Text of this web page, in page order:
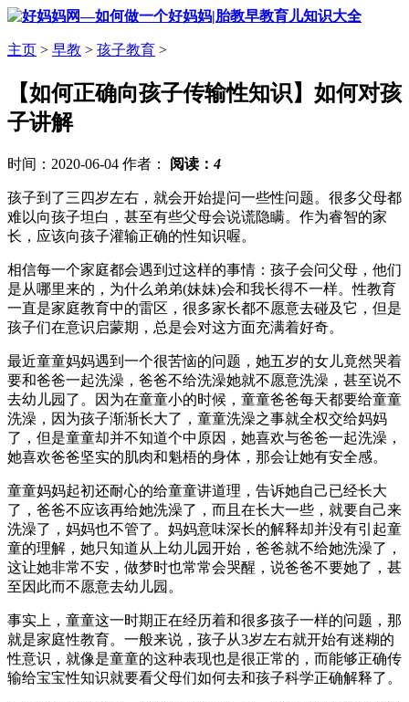
主页 > 早教 > 孩子教育 >
【如何正确向孩子传输性知识】如何对孩
子讲解
时间：2020-06-04 作者： 阅读：4
孩子到了三四岁左右，就会开始提问一些性问题。很多父母都
难以向孩子坦白，甚至有些父母会说谎隐瞒。作为睿智的家
长，应该向孩子灌输正确的性知识喔。
相信每一个家庭都会遇到过这样的事情：孩子会问父母，他们
是从哪里来的，为什么弟弟(妹妹)会和我长得不一样。性教育
一直是家庭教育中的雷区，很多家长都不愿意去碰及它，但是
孩子们在意识启蒙期，总是会对这方面充满着好奇。
最近童童妈妈遇到一个很苦恼的问题，她五岁的女儿竟然哭着
要和爸爸一起洗澡，爸爸不给洗澡她就不愿意洗澡，甚至说不
去幼儿园了。因为在童童小的时候，童童爸爸每天都要给童童
洗澡，因为孩子渐渐长大了，童童洗澡之事就全权交给妈妈
了，但是童童却并不知道个中原因，她喜欢与爸爸一起洗澡，
她喜欢爸爸坚实的肌肉和魁梧的身体，那会让她有安全感。
童童妈妈起初还耐心的给童童讲道理，告诉她自己已经长大
了，爸爸不应该再给她洗澡了，而且在长大一些，就要自己来
洗澡了，妈妈也不管了。妈妈意味深长的解释却并没有引起童
童的理解，她只知道从上幼儿园开始，爸爸就不给她洗澡了，
这让她非常不安，做梦时也常常会哭醒，说爸爸不要她了，甚
至因此而不愿意去幼儿园。
事实上，童童这一时期正在经历着和很多孩子一样的问题，那
就是家庭性教育。一般来说，孩子从3岁左右就开始有迷糊的
性意识，就像是童童的这种表现也是很正常的，而能够正确传
输给宝宝性知识就要看父母们如何去和孩子科学正确解释了。